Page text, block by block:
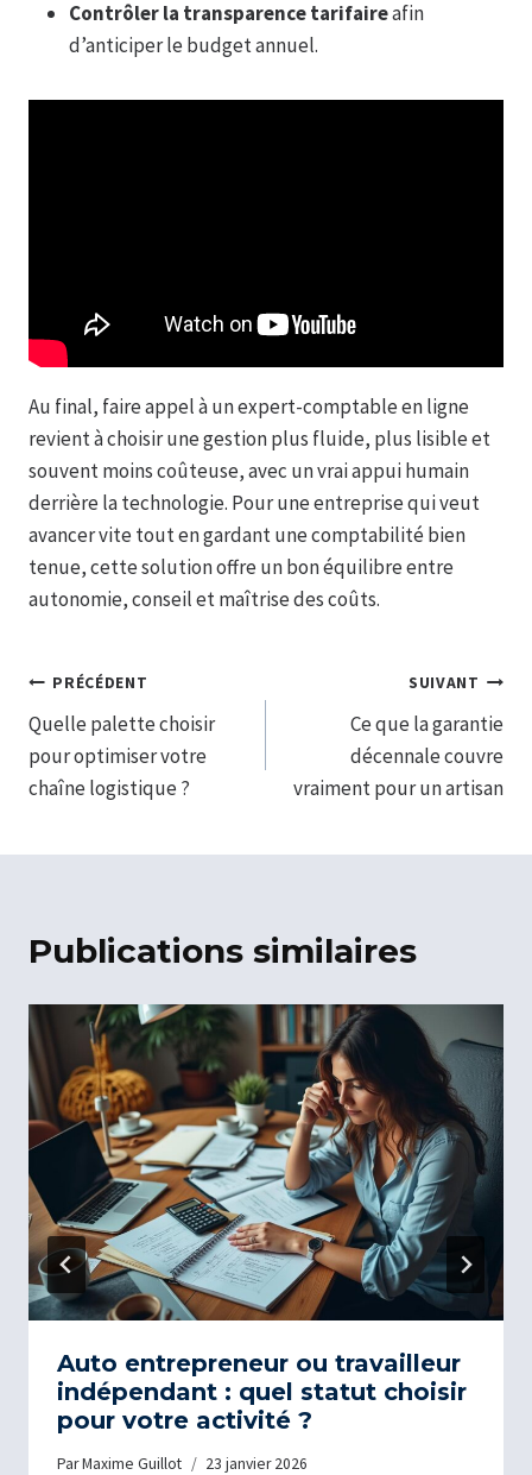
Contrôler la transparence tarifaireafin
d’anticiper le budget annuel.
Au final, faire appel à un expert-comptable en ligne
revient à choisir une gestion plus fluide, plus lisible et
souvent moins coûteuse, avec un vrai appui humain
derrière la technologie. Pour une entreprise qui veut
avancer vite tout en gardant une comptabilité bien
tenue, cette solution offre un bon équilibre entre
autonomie, conseil et maîtrise des coûts.
Navigation
de
l’article
PRÉCÉDENT
Quelle palette choisir
pour optimiser votre
chaîne logistique ?
SUIVANT
Ce que la garantie
décennale couvre
vraiment pour un artisan
Publications similaires
Auto entrepreneur ou travailleur
indépendant : quel statut choisir
pour votre activité ?
ParMaxime Guillot 23 janvier 2026